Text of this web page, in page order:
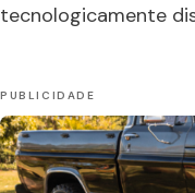
tecnologicamente